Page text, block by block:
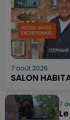
7 août 2026
SALON
7